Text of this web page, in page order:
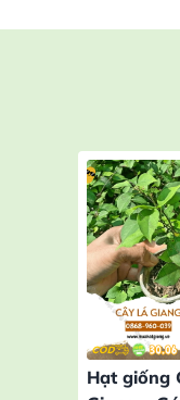
Hạt giống